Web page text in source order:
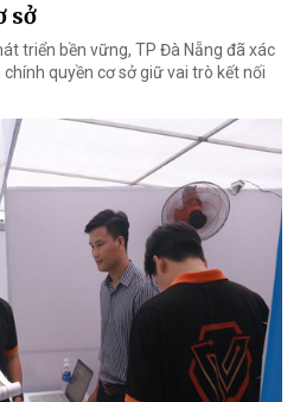
sở
triển bền vững, TP Đà Nẵng đã xác
quyền cơ sở giữ vai trò kết nối